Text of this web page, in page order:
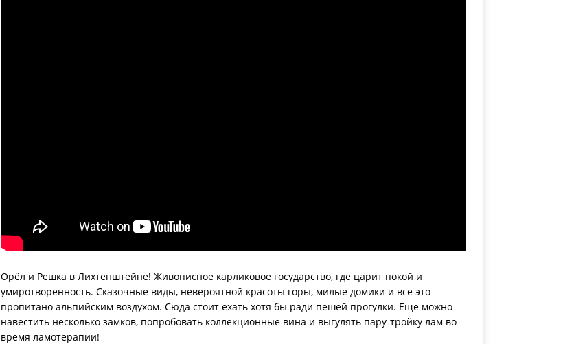
Орёл и Решка в Лихтенштейне! Живописное карликовое государство, где царит покой и
умиротворенность. Сказочные виды, невероятной красоты горы, милые домики и все это
пропитано альпийским воздухом. Сюда стоит ехать хотя бы ради пешей прогулки. Еще можно
навестить несколько замков, попробовать коллекционные вина и выгулять пару-тройку лам во
время ламотерапии!